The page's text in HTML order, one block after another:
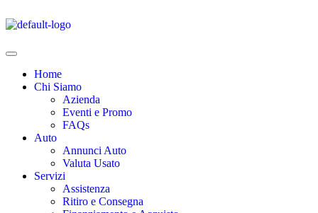
Home
Chi Siamo
Azienda
Eventi e Promo
FAQs
Auto
Annunci Auto
Valuta Usato
Servizi
Assistenza
Ritiro e Consegna